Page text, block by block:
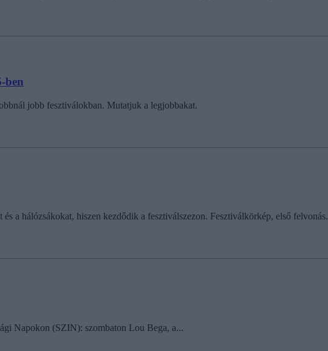
ben
jobb fesztiválokban. Mutatjuk a legjobbakat.
a hálózsákokat, hiszen kezdődik a fesztiválszezon. Fesztiválkörkép, első felvonás.
Napokon (SZIN): szombaton Lou Bega, a...